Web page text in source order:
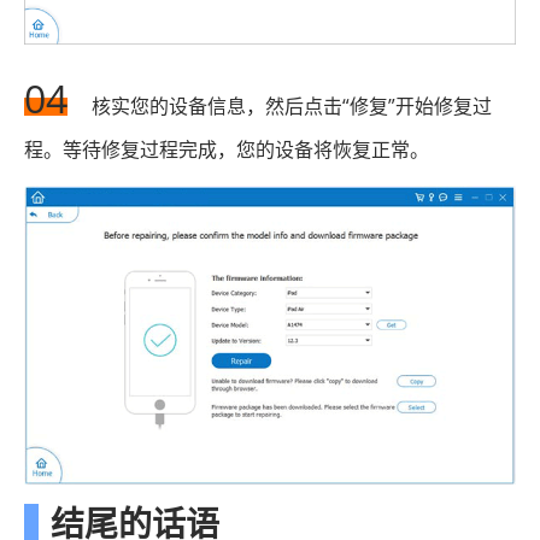
04
核实您的设备信息，然后点击“修复”开始修复过
程。等待修复过程完成，您的设备将恢复正常。
结尾的话语